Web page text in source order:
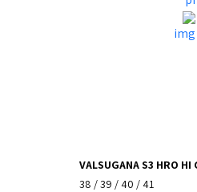
VALSUGANA S3 HRO HI
38 /39 / 40 / 41